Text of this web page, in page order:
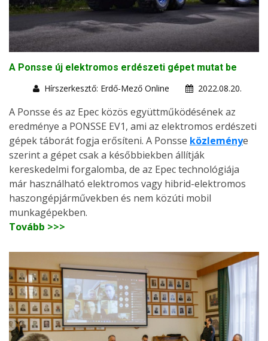
A Ponsse új elektromos erdészeti gépet mutat be
Hírszerkesztő: Erdő-Mező Online
2022.08.20.
A Ponsse és az Epec közös együttműködésének az
eredménye a PONSSE EV1, ami az elektromos erdészeti
gépek táborát fogja erősíteni. A Ponsse közleménye
szerint a gépet csak a későbbiekben állítják
kereskedelmi forgalomba, de az Epec technológiája
már használható elektromos vagy hibrid-elektromos
haszongépjárművekben és nem közúti mobil
munkagépekben.
Tovább >>>